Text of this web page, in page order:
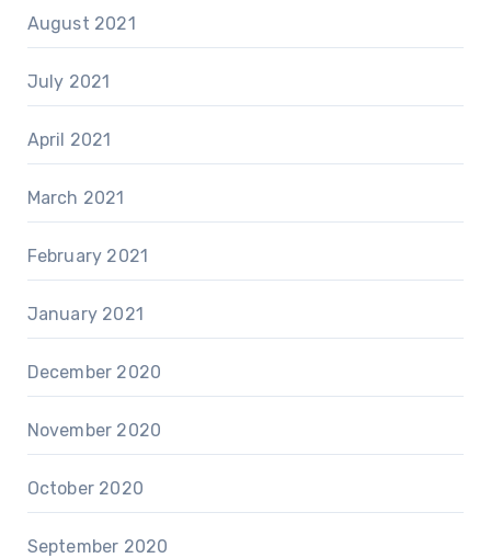
August 2021
July 2021
April 2021
March 2021
February 2021
January 2021
December 2020
November 2020
October 2020
September 2020